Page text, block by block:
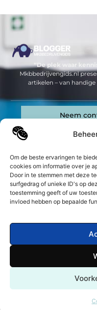
Om de beste ervaringen te
cookies om informatie over je
Door in te stemmen met deze
surfgedrag of unieke ID's op
toestemming geeft of uw
invloed hebben op bepaalde
Top
“De plek waar
Mkbbedrijvengids.nl
artikelen – van
Sitelinks
De best gelezen
Hoe wordt een
Het belang van
Beste hondenvoer
Een uitje plannen bij
Behandeling van
Neem